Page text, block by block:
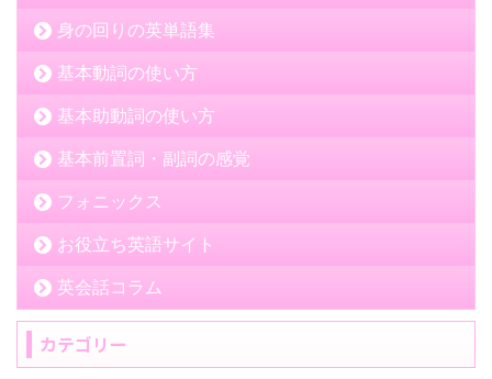
身の回りの英単語集
基本動詞の使い方
基本助動詞の使い方
基本前置詞・副詞の感覚
フォニックス
お役立ち英語サイト
英会話コラム
カテゴリー